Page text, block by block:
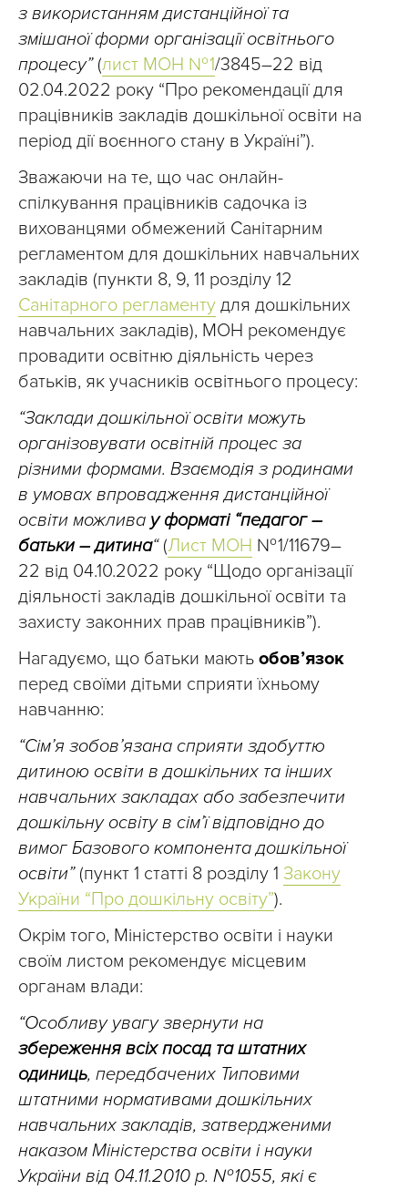
з використанням дистанційної та
змішаної форми організації освітнього
процесу” (лист МОН № 1/3845–22 від
02.04.2022 року “Про рекомендації для
працівників закладів дошкільної освіти на
період дії воєнного стану в Україні”).
Зважаючи на те, що час онлайн-
спілкування працівників садочка із
вихованцями обмежений Санітарним
регламентом для дошкільних навчальних
закладів (пункти 8, 9, 11 розділу 12
Санітарного регламенту для дошкільних
навчальних закладів), МОН рекомендує
провадити освітню діяльність через
батьків, як учасників освітнього процесу:
“Заклади дошкільної освіти можуть
організовувати освітній процес за
різними формами. Взаємодія з родинами
в умовах впровадження дистанційної
освіти можлива у форматі “педагог –
батьки – дитина“(Лист МОН № 1/11679–
22 від 04.10.2022 року “Щодо організації
діяльності закладів дошкільної освіти та
захисту законних прав працівників”).
Нагадуємо, що батьки мають обов’язок
перед своїми дітьми сприяти їхньому
навчанню:
“Сім’я зобов’язана сприяти здобуттю
дитиною освіти в дошкільних та інших
навчальних закладах або забезпечити
дошкільну освіту в сім’ї відповідно до
вимог Базового компонента дошкільної
освіти” (пункт 1 статті 8 розділу 1 Закону
України “Про дошкільну освіту”).
Окрім того, Міністерство освіти і науки
своїм листом рекомендує місцевим
органам влади:
“Особливу увагу звернути на
збереження всіх посад та штатних
одиниць, передбачених Типовими
штатними нормативами дошкільних
навчальних закладів, затвердженими
наказом Міністерства освіти і науки
України від 04.11.2010 р. № 1055, які є